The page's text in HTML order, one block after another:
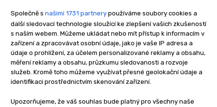
O nás
Kontakt
Reklama
Zásady soukromí
Privacy policy
Cookies
Společně s našimi 1731 partnery používáme soubory cookies a
další sledovací technologie sloužící ke zlepšení vašich zkušeností
s naším webem. Můžeme ukládat nebo mít přístup k informacím v
zařízení a zpracovávat osobní údaje, jako je vaše IP adresa a
údaje o prohlížení, za účelem personalizované reklamy a obsahu,
měření reklamy a obsahu, průzkumu sledovanosti a rozvoje
služeb. Kromě toho můžeme využívat přesné geolokační údaje a
identifikaci prostřednictvím skenování zařízení.
Upozorňujeme, že váš souhlas bude platný pro všechny naše